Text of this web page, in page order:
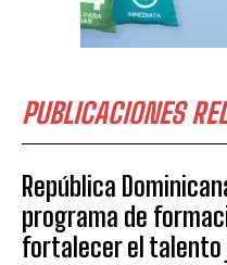
PUBLICACIONES
República
programa de
fortalecer el talento